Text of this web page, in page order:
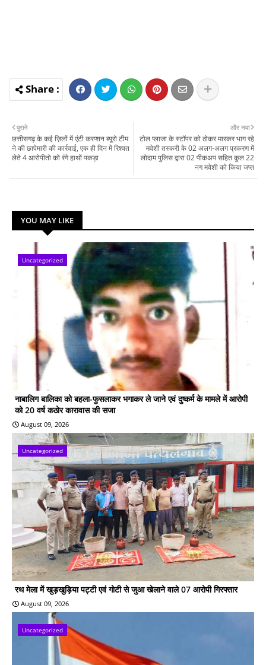
और नया
टोल प्लाजा के स्टाॅपर को ठोकर मारकर भाग रहे
मवेशी तस्करी के 02 अलग-अलग प्रकरण में
लोदाम पुलिस द्वारा 02 पीकअप सहित कुल 22
नग मवेशी को किया जप्त
पुराने
छत्तीसगढ़ के कई ज़िलों में एंटी करप्शन ब्यूरो टीम
ने की छापेमारी की कार्रवाई, एक ही दिन में रिश्वत
लेते 4 आरोपीतो को रंगे हाथों पकड़ा
YOU MAY LIKE
Uncategorized
नाबालिग बालिका को बहला-फुसलाकर भगाकर ले जाने एवं दुष्कर्म के मामले में आरोपी
को 20 वर्ष कठोर कारावास की सजा
August 09, 2026
Uncategorized
रथ मेला में खुड़खुड़िया पट्टी एवं गोटी से जुआ खेलाने वाले 07 आरोपी गिरफ्तार
August 09, 2026
Uncategorized